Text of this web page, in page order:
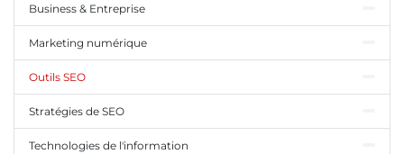
Business & Entreprise
Marketing numérique
Outils SEO
Stratégies de SEO
Technologies de l'information